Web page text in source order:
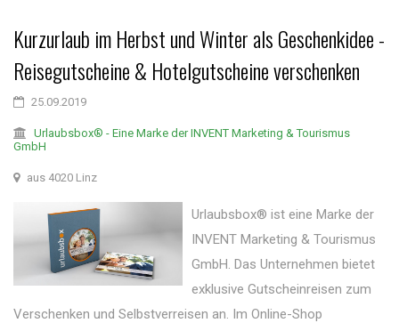
Kurzurlaub im Herbst und Winter als Geschenkidee -
Reisegutscheine & Hotelgutscheine verschenken
25.09.2019
Urlaubsbox® - Eine Marke der INVENT Marketing & Tourismus
GmbH
aus 4020 Linz
Urlaubsbox® ist eine Marke der
INVENT Marketing & Tourismus
GmbH. Das Unternehmen bietet
exklusive Gutscheinreisen zum
Verschenken und Selbstverreisen an. Im Online-Shop